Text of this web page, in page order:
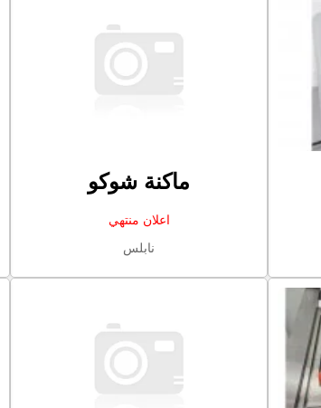
ماكنة شوكو
اعلان منتهي
نابلس